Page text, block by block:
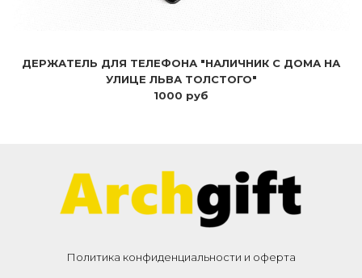
ДЕРЖАТЕЛЬ ДЛЯ ТЕЛЕФОНА "НАЛИЧНИК С ДОМА НА
УЛИЦЕ ЛЬВА ТОЛСТОГО"
1000 руб
Политика конфиденциальности и оферта